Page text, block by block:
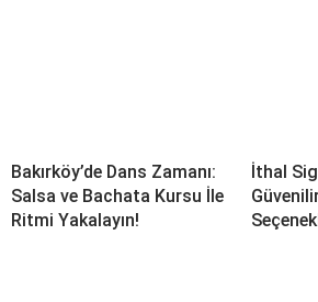
Bakırköy’de Dans Zamanı:
Salsa ve Bachata Kursu İle
Ritmi Yakalayın!
İthal